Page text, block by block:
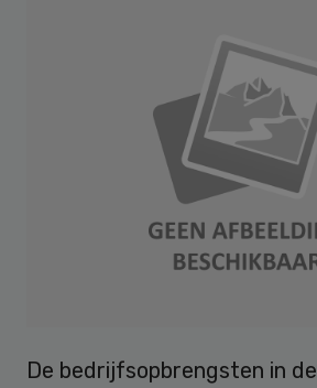
De bedrijfsopbrengsten in de